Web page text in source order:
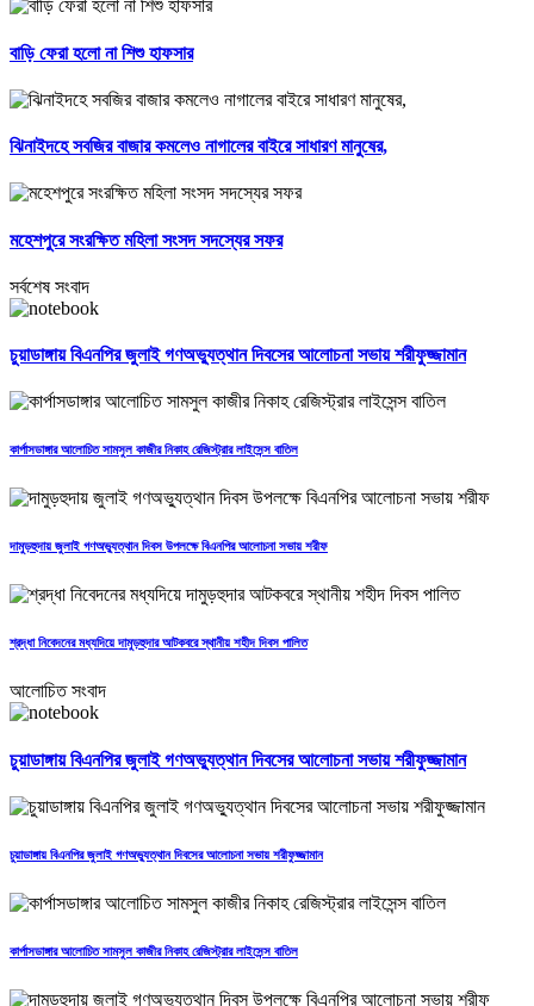
বাড়ি ফেরা হলো না শিশু হাফসার
ঝিনাইদহে সবজির বাজার কমলেও নাগালের বাইরে সাধারণ মানুষের,
মহেশপুরে সংরক্ষিত মহিলা সংসদ সদস্যের সফর
সর্বশেষ সংবাদ
চুয়াডাঙ্গায় বিএনপির জুলাই গণঅভ্যুত্থান দিবসের আলোচনা সভায় শরীফুজ্জামান
কার্পাসডাঙ্গার আলোচিত সামসুল কাজীর নিকাহ রেজিস্ট্রার লাইসেন্স বাতিল
দামুড়হুদায় জুলাই গণঅভ্যুত্থান দিবস উপলক্ষে বিএনপির আলোচনা সভায় শরীফ
শ্রদ্ধা নিবেদনের মধ্যদিয়ে দামুড়হুদার আটকবরে স্থানীয় শহীদ দিবস পালিত
আলোচিত সংবাদ
চুয়াডাঙ্গায় বিএনপির জুলাই গণঅভ্যুত্থান দিবসের আলোচনা সভায় শরীফুজ্জামান
চুয়াডাঙ্গায় বিএনপির জুলাই গণঅভ্যুত্থান দিবসের আলোচনা সভায় শরীফুজ্জামান
কার্পাসডাঙ্গার আলোচিত সামসুল কাজীর নিকাহ রেজিস্ট্রার লাইসেন্স বাতিল